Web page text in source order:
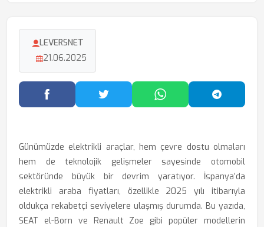
LEVERSNET
21.06.2025
Facebook'ta PaylaşTwitter'da PaylaşWhatsApp'ta Paylaş
Günümüzde elektrikli araçlar, hem çevre dostu olmaları
hem de teknolojik gelişmeler sayesinde otomobil
sektöründe büyük bir devrim yaratıyor. İspanya’da
elektrikli araba fiyatları, özellikle 2025 yılı itibarıyla
oldukça rekabetçi seviyelere ulaşmış durumda. Bu yazıda,
SEAT el-Born ve Renault Zoe gibi popüler modellerin